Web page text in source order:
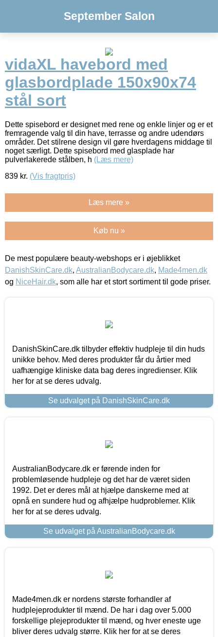
September Salon
vidaXL havebord med
glasbordplade 150x90x74
stål sort
Dette spisebord er designet med rene og enkle linjer og er et
fremragende valg til din have, terrasse og andre udendørs
områder. Det stilrene design vil gøre hverdagens middage til
noget særligt. Dette spisebord med glasplade har
pulverlakerede stålben, h (Læs mere)
839 kr. (Vis fragtpris)
Læs mere »
Køb nu »
De mest populære beauty-webshops er i øjeblikket
DanishSkinCare.dk, AustralianBodycare.dk, Made4men.dk
og NiceHair.dk, som alle har et stort sortiment til gode priser.
DanishSkinCare.dk tilbyder effektiv hudpleje til din huds
unikke behov. Med deres produkter får du årtier med
uafhængige kliniske data bag deres ingredienser. Klik
her for at se deres udvalg.
Se udvalget på DanishSkinCare.dk
AustralianBodycare.dk er førende inden for
problemløsende hudpleje og det har de været siden
1992. Det er deres mål at hjælpe danskerne med at
opnå en sundere hud og afhjælpe hudproblemer. Klik
her for at se deres udvalg.
Se udvalget på AustralianBodycare.dk
Made4men.dk er nordens største forhandler af
hudplejeprodukter til mænd. De har i dag over 5.000
forskellige plejeprodukter til mænd, og hver eneste uge
bliver deres udvalg større. Klik her for at se deres